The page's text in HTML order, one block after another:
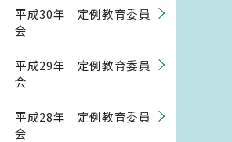
平成30年 定例教育委員
会
平成29年 定例教育委員
会
平成28年 定例教育委員
会